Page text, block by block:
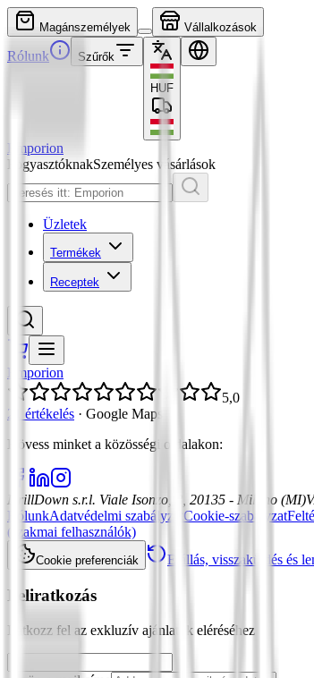
Magánszemélyek Vállalkozások
Rólunk Szűrők
HUF
Emporion
FogyasztóknakSzemélyes vásárlások
Üzletek
Termékek
Receptek
Emporion
5,0
21 értékelés · Google Maps
Kövess minket a közösségi oldalakon:
DrillDown s.r.l. Viale Isonzo, 8, 20135 - Milano (MI)
RólunkAdatvédelmi szabályzat Cookie-szabályzat
(szakmai felhasználók)
Cookie preferenciák Elállás, visszaküldés és
Feliratkozás
Iratkozz fel az exkluzív ajánlatok eléréséhez